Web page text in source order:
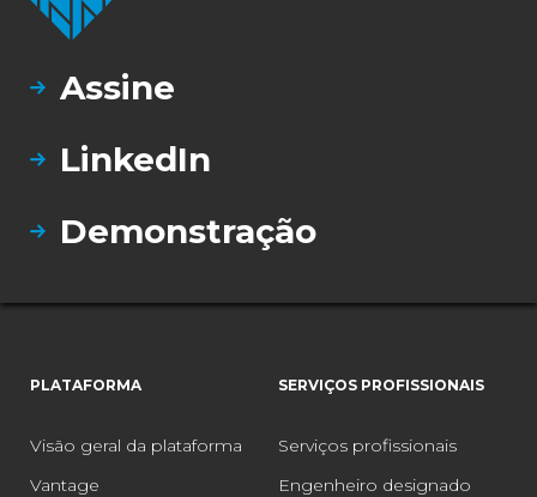
Assine
LinkedIn
Demonstração
PLATAFORMA
Visão geral da plataforma
Vantage
SERVIÇOS PROFISSIONAIS
Serviços profissionais
Engenheiro designado